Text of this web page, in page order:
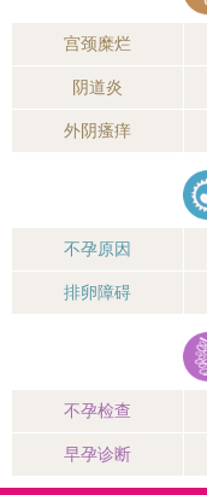
宫颈糜烂
阴道炎
外阴瘙痒
不孕原因
排卵障碍
不孕检查
早孕诊断